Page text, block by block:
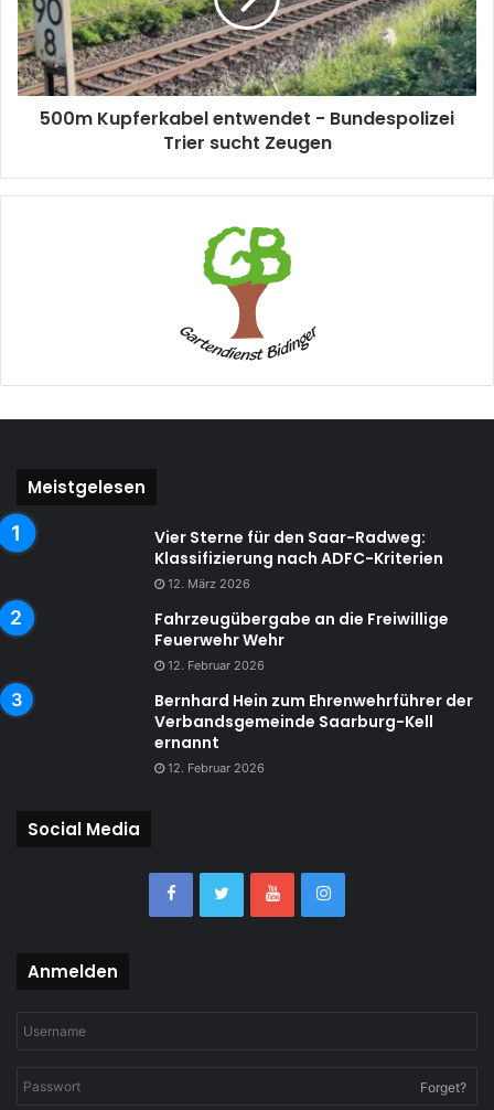
500m Kupferkabel entwendet - Bundespolizei
Trier sucht Zeugen
Meistgelesen
Vier Sterne für den Saar-Radweg:
Klassifizierung nach ADFC-Kriterien
12. März 2026
Fahrzeugübergabe an die Freiwillige
Feuerwehr Wehr
12. Februar 2026
Bernhard Hein zum Ehrenwehrführer der
Verbandsgemeinde Saarburg-Kell
ernannt
12. Februar 2026
Social Media
Anmelden
Forget?